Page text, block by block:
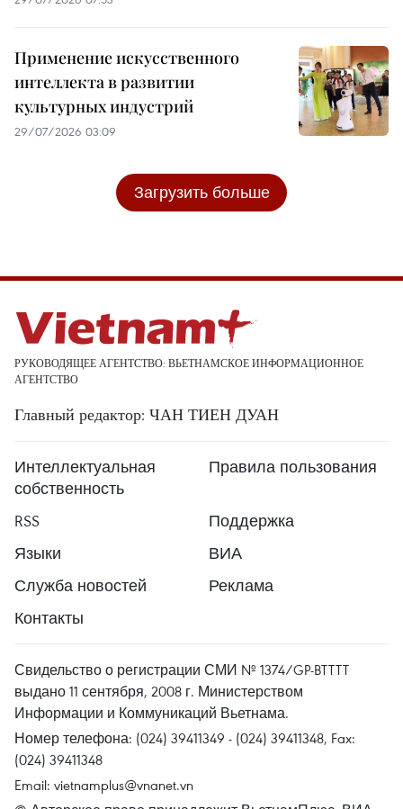
Применение искусственного
интеллекта в развитии
культурных индустрий
29/07/2026 03:09
Загрузить больше
РУКОВОДЯЩЕЕ АГЕНТСТВО: ВЬЕТНАМСКОЕ ИНФОРМАЦИОННОЕ
АГЕНТСТВО
Главный редактор: ЧАН ТИЕН ДУАН
Интеллектуальная
собственность
Правила пользования
RSS
Поддержка
Языки
ВИА
Служба новостей
Реклама
Контакты
Свидельство о регистрации СМИ № 1374/GP-BTTTT
выдано 11 сентября, 2008 г. Министерством
Информации и Коммуникаций Вьетнама.
Номер телефона: (024) 39411349 - (024) 39411348, Fax:
(024) 39411348
Email: vietnamplus@vnanet.vn